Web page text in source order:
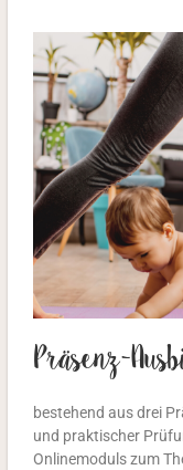
Präsenz-
bestehend aus drei
und praktischer
Onlinemoduls zum